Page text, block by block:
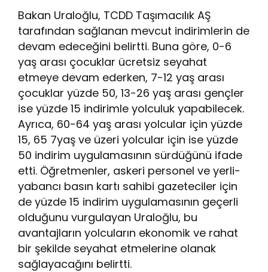
Bakan Uraloğlu, TCDD Taşımacılık AŞ
tarafından sağlanan mevcut indirimlerin de
devam edeceğini belirtti. Buna göre, 0-6
yaş arası çocuklar ücretsiz seyahat
etmeye devam ederken, 7-12 yaş arası
çocuklar yüzde 50, 13-26 yaş arası gençler
ise yüzde 15 indirimle yolculuk yapabilecek.
Ayrıca, 60-64 yaş arası yolcular için yüzde
15, 65 7yaş ve üzeri yolcular için ise yüzde
50 indirim uygulamasının sürdüğünü ifade
etti. Öğretmenler, askeri personel ve yerli-
yabancı basın kartı sahibi gazeteciler için
de yüzde 15 indirim uygulamasının geçerli
olduğunu vurgulayan Uraloğlu, bu
avantajların yolcuların ekonomik ve rahat
bir şekilde seyahat etmelerine olanak
sağlayacağını belirtti.